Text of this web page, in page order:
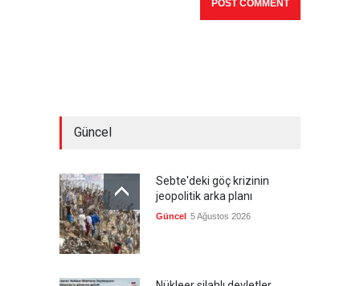
Güncel
Sebte'deki göç krizinin
jeopolitik arka planı
Güncel 5 Ağustos 2026